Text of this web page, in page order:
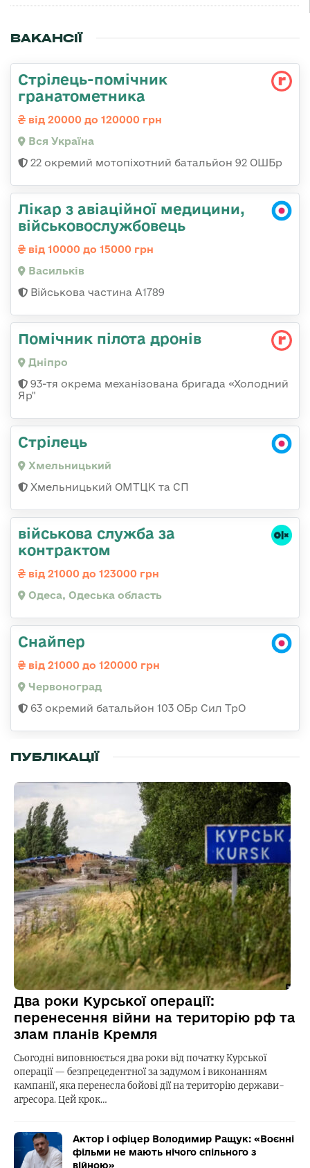
ВАКАНСІЇ
Стрілець-помічник
гранатометника
від 20000 до 120000 грн
Вся Україна
22 окремий мотопіхотний батальйон 92 ОШБр
Лікар з авіаційної медицини,
військовослужбовець
від 10000 до 15000 грн
Васильків
Військова частина А1789
Помічник пілота дронів
Дніпро
93-тя окрема механізована бригада «Холодний
Яр"
Стрілець
Хмельницький
Хмельницький ОМТЦК та СП
військова служба за
контрактом
від 21000 до 123000 грн
Одеса, Одеська область
Снайпер
від 21000 до 120000 грн
Червоноград
63 окремий батальйон 103 ОБр Сил ТрО
ПУБЛІКАЦІЇ
Два роки Курської операції:
перенесення війни на територію рф та
злам планів Кремля
Сьогодні виповнюється два роки від початку Курської
операції — безпрецедентної за задумом і виконанням
кампанії, яка перенесла бойові дії на територію держави-
агресора. Цей крок…
Актор і офіцер Володимир Ращук: «Воєнні
фільми не мають нічого спільного з
війною»